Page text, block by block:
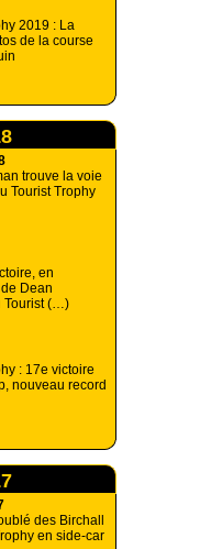
2019 : La
de la course
trouve la voie
Tourist Trophy
en
Dean
Tourist (…)
: 17e victoire
nouveau record
des Birchall
en side-car